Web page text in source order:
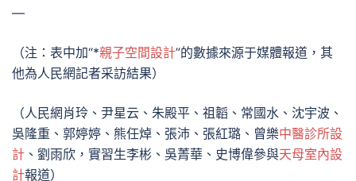
—
（注：表中加“*親子空間設計”的數據來源于媒體報道，其
他為人民網記者采訪結果）
（人民網肖玲、尹星云、朱殿平、祖韜、常國水、沈宇波、
吳隆重、郭婷婷、熊任焯、張沛、張紅璐、曾樂中醫診所設
計 、劉雨欣，實習生李彬、吳菁華、史博偉參與天母室內設
計報道）